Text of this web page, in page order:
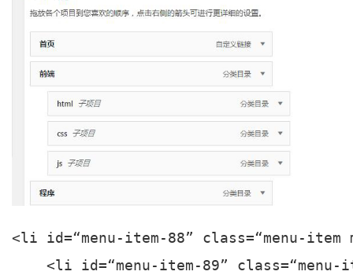
<li id=“menu-item-88” class=“menu-item
<li id=“menu-item-89” class=“menu-